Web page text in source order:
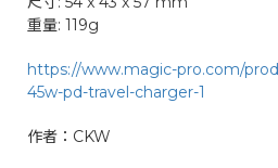
重量: 119g
https://www.magic-pro.com/
45w-pd-travel-charger-1
作者：CKW